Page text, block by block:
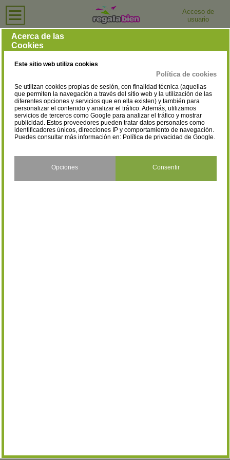
Acceso de
usuario
Tiendas de Ropa para Hombre en Castellón
Selecciona la localidad
Inicio › Tiendas de Ropa para Hombre
Castellón de la
Plana/Castelló de la Plana
Acerca de las
Cookies
Este sitio web utiliza cookies
Política de cookies
Se utilizan cookies propias de sesión, con finalidad técnica (aquellas
que permiten la navegación a través del sitio web y la utilización de las
diferentes opciones y servicios que en ella existen) y también para
personalizar el contenido y analizar el tráfico. Además, utilizamos
servicios de terceros como Google para analizar el tráfico y mostrar
publicidad. Estos proveedores pueden tratar datos personales como
identificadores únicos, direcciones IP y comportamiento de navegación.
Puedes consultar más información en: Política de privacidad de Google.
Opciones Consentir